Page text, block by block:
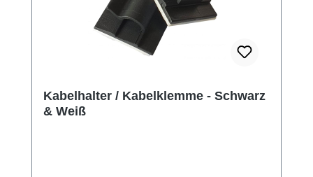
Kabelhalter / Kabelklemme - Schwarz
& Weiß